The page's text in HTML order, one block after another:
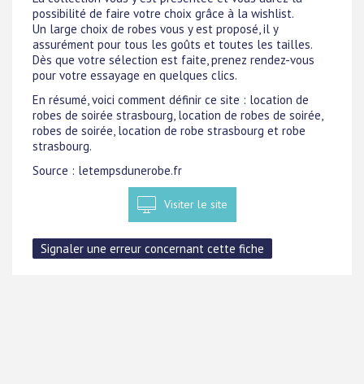
possibilité de faire votre choix grâce à la wishlist.
Un large choix de robes vous y est proposé, il y
assurément pour tous les goûts et toutes les tailles.
Dès que votre sélection est faite, prenez rendez-vous
pour votre essayage en quelques clics.
En résumé, voici comment définir ce site : location de
robes de soirée strasbourg, location de robes de soirée,
robes de soirée, location de robe strasbourg et robe
strasbourg.
Source : letempsdunerobe.fr
Visiter le site